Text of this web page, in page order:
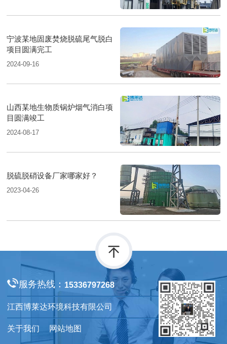
宁波某地固废焚烧脱硫尾气脱白
项目圆满完工
2024-09-16
山西某地生物质锅炉烟气消白项
目圆满竣工
2024-08-17
脱硫脱硝设备厂家哪家好？
2023-04-26
服务热线： 15336797268
江西博莱达环境科技有限公司
关于我们 网站地图